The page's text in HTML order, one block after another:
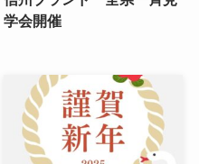
学会開催